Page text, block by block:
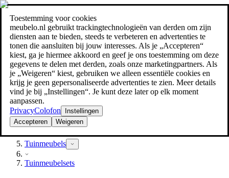
Toestemming voor cookies
meubelo.nl gebruikt trackingtechnologieën van derden om zijn
diensten aan te bieden, steeds te verbeteren en advertenties te
tonen die aansluiten bij jouw interesses. Als je „Accepteren“
kiest, ga je hiermee akkoord en geef je ons toestemming om deze
gegevens te delen met derden, zoals onze marketingpartners. Als
je „Weigeren“ kiest, gebruiken we alleen essentiële cookies en
krijg je geen gepersonaliseerde advertenties te zien. Meer details
vind je bij „Instellingen“. Je kunt deze later op elk moment
aanpassen.
PrivacyColofon
Instellingen
Accepteren
Weigeren
Zoeken
meubel jezelf de beste prijs!meubel jezelf de beste prijs!
Tuin
Tuinmeubels
Tuinmeubelsets